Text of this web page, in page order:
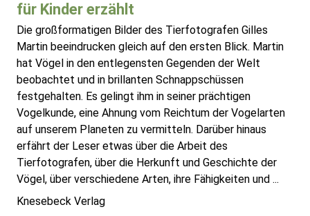
für Kinder erzählt
Die großformatigen Bilder des Tierfotografen Gilles
Martin beeindrucken gleich auf den ersten Blick. Martin
hat Vögel in den entlegensten Gegenden der Welt
beobachtet und in brillanten Schnappschüssen
festgehalten. Es gelingt ihm in seiner prächtigen
Vogelkunde, eine Ahnung vom Reichtum der Vogelarten
auf unserem Planeten zu vermitteln. Darüber hinaus
erfährt der Leser etwas über die Arbeit des
Tierfotografen, über die Herkunft und Geschichte der
Vögel, über verschiedene Arten, ihre Fähigkeiten und ...
Knesebeck Verlag